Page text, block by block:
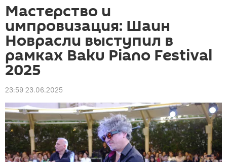
Мастерство и
импровизация: Шаин
Новрасли выступил в
рамках Baku Piano Festival
2025
23:59 23.06.2025